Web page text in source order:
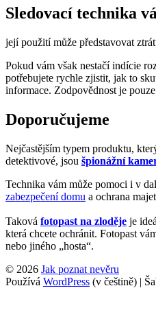
Sledovací technika
její použití může představovat
Pokud vám však nestačí indície
potřebujete rychle zjistit, jak to
informace. Zodpovědnost je
Doporučujeme
Nejčastějším typem produktu,
detektivové, jsou špionážní
Technika vám může pomoci i v
zabezpečení domu a ochrana
Taková fotopast na zloděje je
která chcete ochránit. Fotopast
nebo jiného „hosta“.
© 2026 Jak poznat nevěru
Používá WordPress (v češtině) |